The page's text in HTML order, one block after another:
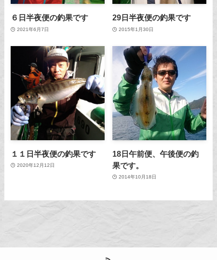
６日半夜便の釣果です
2021年6月7日
29日半夜便の釣果です
2015年1月30日
１１日半夜便の釣果です
2020年12月12日
18日午前便、午後便の釣
果です。
2014年10月18日